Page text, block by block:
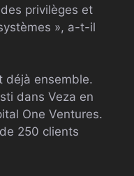
privilèges et
», a-t-il
déjà ensemble.
dans Veza en
One Ventures.
250 clients